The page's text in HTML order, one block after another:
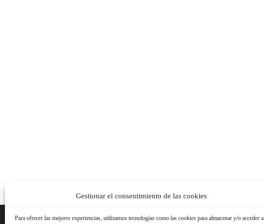
Gestionar el consentimiento de las cookies
Para ofrecer las mejores experiencias, utilizamos tecnologías como las cookies para almacenar y/o acceder a